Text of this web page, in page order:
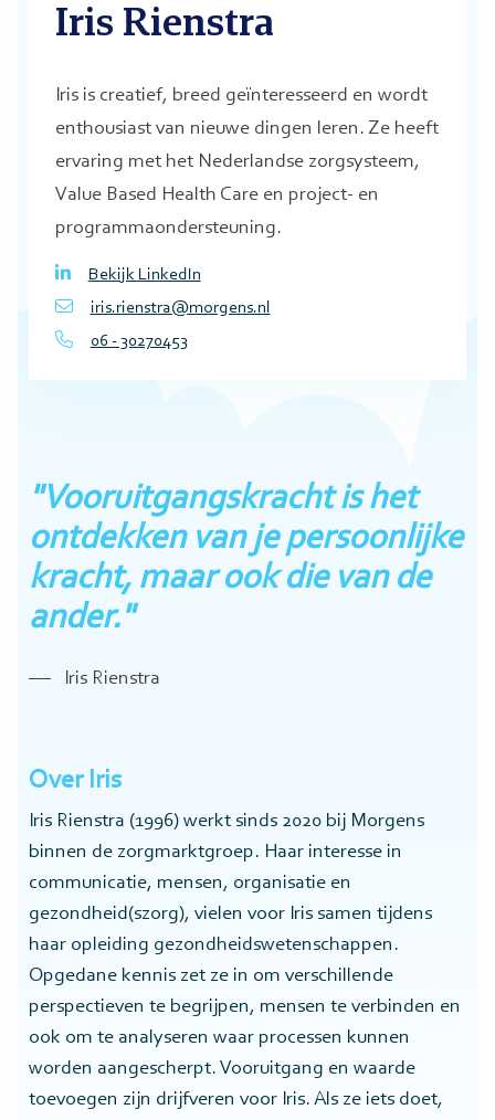
Iris Rienstra
Iris is creatief, breed geïnteresseerd en wordt
enthousiast van nieuwe dingen leren. Ze heeft
ervaring met het Nederlandse zorgsysteem,
Value Based Health Care en project- en
programmaondersteuning.
Bekijk LinkedIn
iris.rienstra@morgens.nl
06 - 30270453
"Vooruitgangskracht is het
ontdekken van je persoonlijke
kracht, maar ook die van de
ander."
Iris Rienstra
Over Iris
Iris Rienstra (1996) werkt sinds 2020 bij Morgens
binnen de zorgmarktgroep. Haar interesse in
communicatie, mensen, organisatie en
gezondheid(szorg), vielen voor Iris samen tijdens
haar opleiding gezondheidswetenschappen.
Opgedane kennis zet ze in om verschillende
perspectieven te begrijpen, mensen te verbinden en
ook om te analyseren waar processen kunnen
worden aangescherpt. Vooruitgang en waarde
toevoegen zijn drijfveren voor Iris. Als ze iets doet,